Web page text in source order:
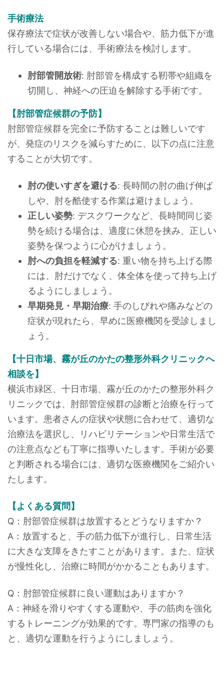
手術療法
保存療法で症状が改善しない場合や、筋力低下が進
行している場合には、手術療法を検討します。
肘部管開放術: 肘部管を構成する靭帯や組織を
切開し、神経への圧迫を解除する手術です。
【肘部管症候群の予防】
肘部管症候群を完全に予防することは難しいです
が、発症のリスクを減らすために、以下の点に注意
することが大切です。
肘の使いすぎを避ける: 長時間の肘の曲げ伸ば
しや、肘を酷使する作業は避けましょう。
正しい姿勢: デスクワークなど、長時間同じ姿
勢を続ける場合は、適度に休憩を挟み、正しい
姿勢を保つように心がけましょう。
肘への負担を軽減する: 重い物を持ち上げる際
には、肘だけでなく、体全体を使って持ち上げ
るようにしましょう。
早期発見・早期治療: 手のしびれや痛みなどの
症状が現れたら、早めに医療機関を受診しまし
ょう。
【十日市場、霧が丘のかたの整形外科クリニックへ
相談を】
横浜市緑区、十日市場、霧が丘のかたの整形外科ク
リニックでは、肘部管症候群の診断と治療を行って
います。患者さんの症状や状態に合わせて、適切な
治療法を選択し、リハビリテーションや日常生活で
の注意点なども丁寧に指導いたします。手術が必要
と判断される場合には、適切な医療機関をご紹介い
たします。
【よくある質問】
Q：肘部管症候群は放置するとどうなりますか？
A：放置すると、手の筋力低下が進行し、日常生活
に大きな支障をきたすことがあります。また、症状
が慢性化し、治療に時間がかかることもあります。
Q：肘部管症候群に良い運動はありますか？
A：神経を滑りやすくする運動や、手の筋肉を強化
するトレーニングが効果的です。専門家の指導のも
と、適切な運動を行うようにしましょう。